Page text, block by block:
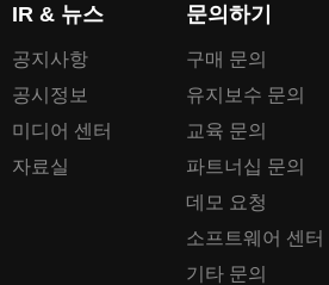
IR & 뉴스
공지사항
공시정보
미디어 센터
자료실
문의하기
구매 문의
유지보수 문의
교육 문의
파트너십 문의
데모 요청
소프트웨어 센터
기타 문의